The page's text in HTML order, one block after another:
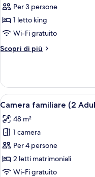
Camera
Deluxe,
terrazzo,
piscina
Per 3 persone
1 letto king
Wi-Fi gratuito
Scopri di più
Altri
Deluxe,
terrazzo,
vista
Apri
tutte
le
foto
per
Camera
familiare
4
Camera familiare (2
48 m²
1 camera
Per 4 persone
2 letti matrimoniali
Wi-Fi gratuito